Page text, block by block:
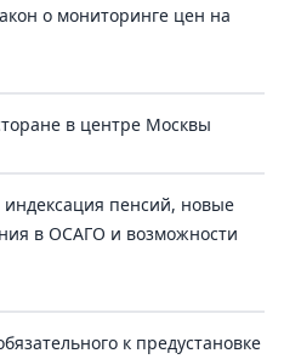
о мониторинге цен на
в центре Москвы
индексация пенсий, новые
в ОСАГО и возможности
к предустановке